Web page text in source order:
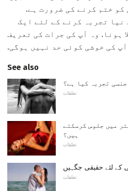
ختم کرنے کی ضرورت ہے.
نیا تجربہ کرنے کے لئے ایک
ہونا. وہ آپ کی جرات کی تعریف
کی خوشی کوئی حد نہیں ہوگی.
See also
جنسی تجربہ کیا ہے؟
تعلقات
میں جلوس کرسکتے
ہیں؟
تعلقات
کے لئے حقیقی جگہیں
تعلقات